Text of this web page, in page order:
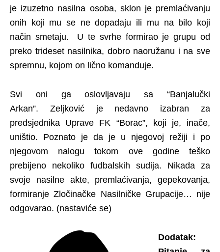
je izuzetno nasilna osoba, sklon je premlaćivanju
onih koji mu se ne dopadaju ili mu na bilo koji
način smetaju. U te svrhe formirao je grupu od
preko trideset nasilnika, dobro naoružanu i na sve
spremnu, kojom on lično komanduje.
Svi oni ga oslovljavaju sa “Banjalučki
Arkan”. Zeljković je nedavno izabran za
predsjednika Uprave FK “Borac”, koji je, inače,
uništio. Poznato je da je u njegovoj režiji i po
njegovom nalogu tokom ove godine teško
prebijeno nekoliko fudbalskih sudija. Nikada za
svoje nasilne akte, premlaćivanja, gepekovanja,
formiranje Zločinačke Nasilničke Grupacije… nije
odgovarao. (nastaviće se)
Dodatak: